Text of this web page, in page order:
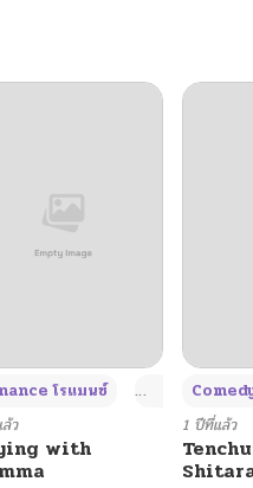
+4
โรแมนซ์ Adult ผู้ใหญ่
ว
with
1 ปีที่แล้ว